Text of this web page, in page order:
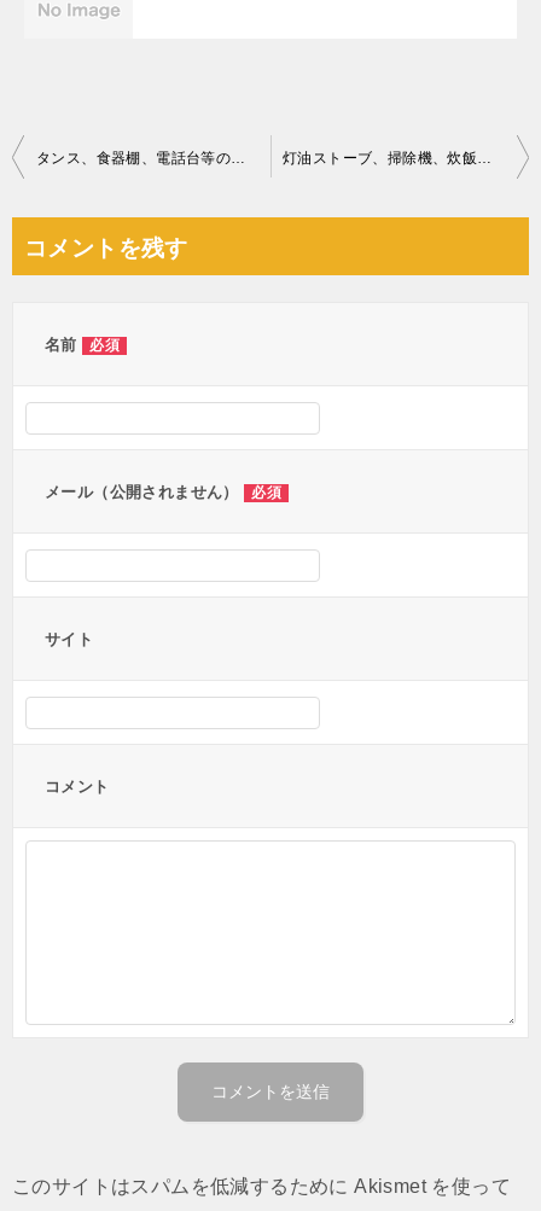
投
ビ
タンス、食器棚、電話台等の回収・処分ご依頼 お客様の声 灯油ストーブ、掃除機、炊飯器の回収・処分ご依頼 お客様の声
コメントを残す
名前 必須
メール（公開されません） 必須
サイト
コメント
このサイトはスパムを低減するために Akismet を使って